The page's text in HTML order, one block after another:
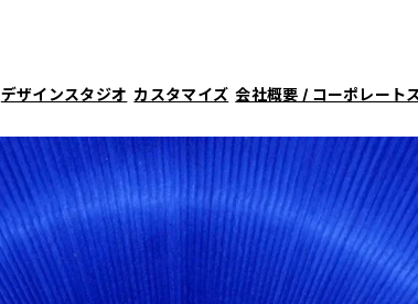
デザインスタジオ カスタマイズ 会社概要 / コーポレート